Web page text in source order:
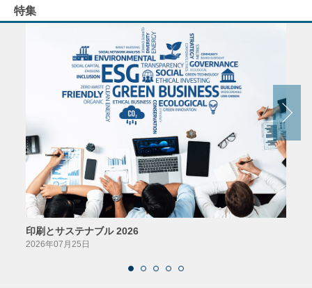
特集
印刷とサステナブル 2026
2026年07月25日